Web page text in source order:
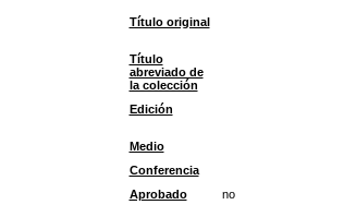
Título original
Título
abreviado de
la colección
Edición
Medio
Conferencia
Aprobado
no